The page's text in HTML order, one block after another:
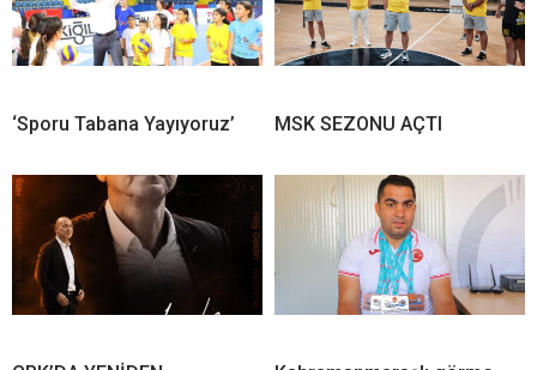
‘Sporu Tabana Yayıyoruz’ MSK SEZONU AÇTI